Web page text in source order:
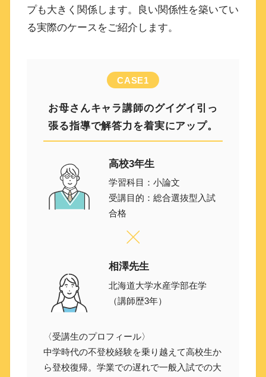
プも大きく関係します。良い関係性を築いてい
る実際のケースをご紹介します。
CASE1
お母さんキャラ講師のグイグイ引っ
張る指導で解答力を着実にアップ。
高校3年生
学習科目：小論文
受講目的：総合選抜型入試
合格
相澤先生
北海道大学水産学部在学
（講師歴3年）
〈受講生のプロフィール〉
中学時代の不登校経験を乗り越えて高校生か
ら登校復帰。学業での遅れで一般入試での大